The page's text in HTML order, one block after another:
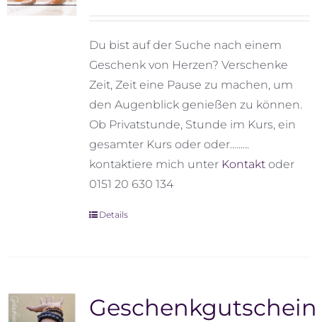
Kontakt
Du bist auf der Suche nach einem
Geschenk von Herzen? Verschenke
Zeit, Zeit eine Pause zu machen, um
den Augenblick genießen zu können.
Ob Privatstunde, Stunde im Kurs, ein
gesamter Kurs oder oder.........
kontaktiere mich unter Kontaktoder
0151 20 630 134
Details
Geschenkgutschein